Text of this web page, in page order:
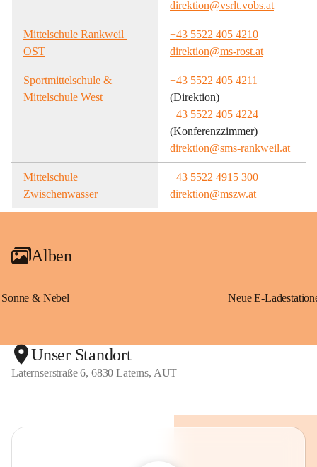
direktion@vsrlt.vobs.at
Mittelschule Rankweil
OST
+43 5522 405 4210
direktion@ms-rost.at
Sportmittelschule &
Mittelschule West
+43 5522 405 4211
(Direktion)
+43 5522 405 4224
(Konferenzzimmer)
direktion@sms-rankweil.at
Mittelschule
Zwischenwasser
+43 5522 4915 300
direktion@mszw.at
Alben
Sonne & Nebel
Unser Standort
Laternserstraße 6, 6830 Laterns, AUT